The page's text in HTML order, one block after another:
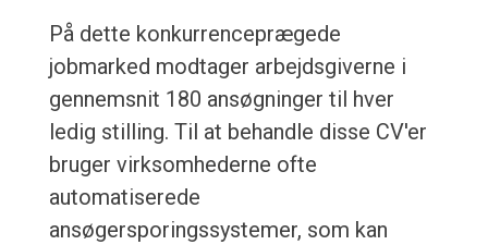
På dette konkurrenceprægede
jobmarked modtager arbejdsgiverne i
gennemsnit 180 ansøgninger til hver
ledig stilling. Til at behandle disse CV'er
bruger virksomhederne ofte
automatiserede
ansøgersporingssystemer, som kan